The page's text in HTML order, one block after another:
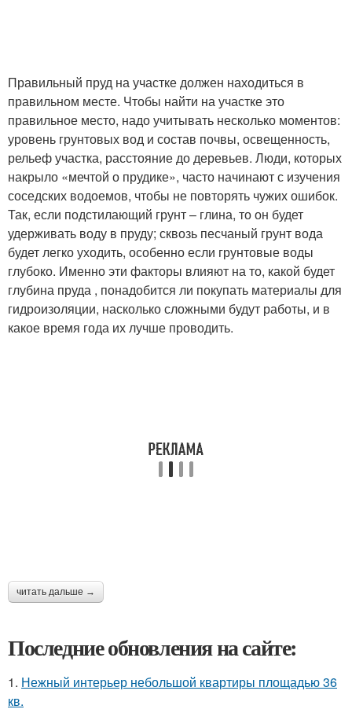
Правильный пруд на участке должен находиться в
правильном месте. Чтобы найти на участке это
правильное место, надо учитывать несколько моментов:
уровень грунтовых вод и состав почвы, освещенность,
рельеф участка, расстояние до деревьев. Люди, которых
накрыло «мечтой о прудике», часто начинают с изучения
соседских водоемов, чтобы не повторять чужих ошибок.
Так, если подстилающий грунт – глина, то он будет
удерживать воду в пруду; сквозь песчаный грунт вода
будет легко уходить, особенно если грунтовые воды
глубоко. Именно эти факторы влияют на то, какой будет
глубина пруда , понадобится ли покупать материалы для
гидроизоляции, насколько сложными будут работы, и в
какое время года их лучше проводить.
читать дальше →
Последние обновления на сайте:
1. Нежный интерьер небольшой квартиры площадью 36
кв.